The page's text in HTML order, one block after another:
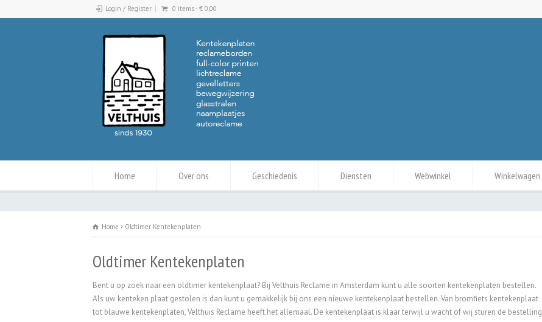
Login / Register 0 items -€ 0,00
Home Over ons Geschiedenis Diensten Webwinkel Winkelwagen
Home Oldtimer Kentekenplaten
Oldtimer Kentekenplaten
Bent u op zoek naar een oldtimer kentekenplaat? Bij Velthuis Reclame in Amsterdam kunt u alle soorten kentekenplaten bestellen.
Als uw kenteken plaat gestolen is dan kunt u gemakkelijk bij ons een nieuwe kentekenplaat bestellen. Van bromfiets kentekenplaat
tot blauwe kentekenplaten, Velthuis Reclame heeft het allemaal. De kentekenplaat is klaar terwijl u wacht of wij sturen de bestelling